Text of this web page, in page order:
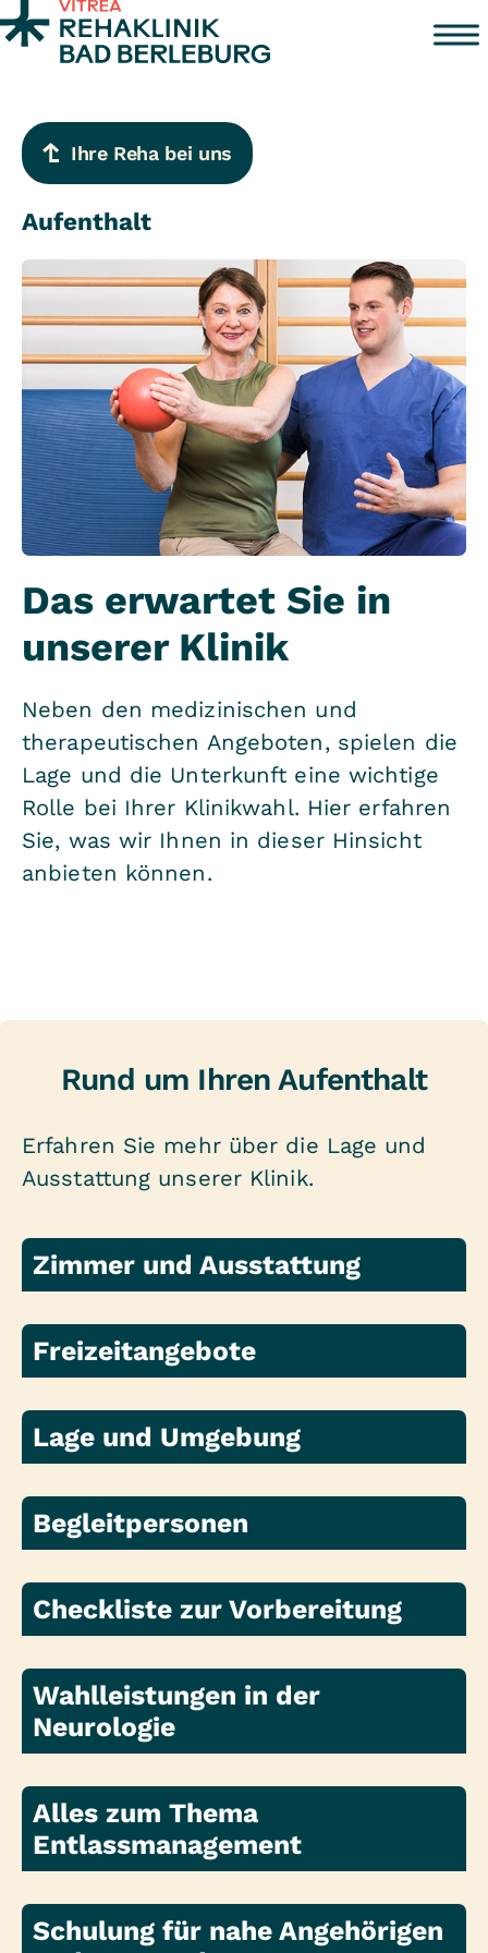
Zum Inhalt springen
Ihre Reha bei uns
Aufenthalt
Das erwartet Sie in
unserer Klinik
Neben den medizinischen und
therapeutischen Angeboten, spielen die
Lage und die Unterkunft eine wichtige
Rolle bei Ihrer Klinikwahl. Hier erfahren
Sie, was wir Ihnen in dieser Hinsicht
anbieten können.
Rund um Ihren Aufenthalt
Erfahren Sie mehr über die Lage und
Ausstattung unserer Klinik.
Zimmer und Ausstattung
Freizeitangebote
Lage und Umgebung
Begleitpersonen
Checkliste zur Vorbereitung
Wahlleistungen in der
Neurologie
Alles zum Thema
Entlassmanagement
Schulung für nahe Angehörigen